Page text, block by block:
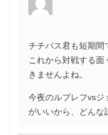
チチパス君も短期間
これから対戦する
きませんよね。
今夜のルブレフvsジ
がいいから、どんな